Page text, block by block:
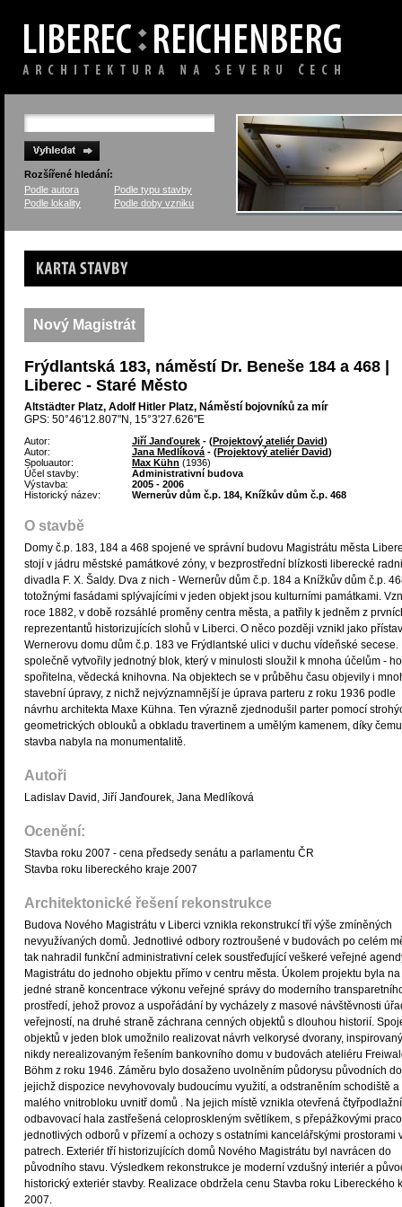
Rozšířené hledání:
Podle autora
Podle typu stavby
Podle lokality
Podle doby vzniku
Karta stavby
Nový Magistrát
Frýdlantská 183, náměstí Dr. Beneše 184 a 468 |
Liberec - Staré Město
Altstädter Platz, Adolf Hitler Platz, Náměstí bojovníků za mír
GPS: 50°46'12.807"N, 15°3'27.626"E
Autor: Jiří Janďourek - (Projektový ateliér David)
Autor:
Jana Medlíková - (Projektový ateliér David)
Spoluautor:
Max Kühn (1936)
Účel stavby:
Administrativní budova
Výstavba:
2005 - 2006
Historický název:
Wernerův dům č.p. 184, Knížkův dům č.p. 468
O stavbě
Domy č.p. 183, 184 a 468 spojené ve správní budovu Magistrátu města
stojí v jádru městské památkové zóny, v bezprostřední blízkosti liberecké
divadla F. X. Šaldy. Dva z nich - Wernerův dům č.p. 184 a Knížkův dům č.p.
totožnými fasádami splývajícími v jeden objekt jsou kulturními památkami.
roce 1882, v době rozsáhlé proměny centra města, a patřily k jedněm z
reprezentantů historizujících slohů v Liberci. O něco později vznikl jako
Wernerovu domu dům č.p. 183 ve Frýdlantské ulici v duchu vídeňské secese.
společně vytvořily jednotný blok, který v minulosti sloužil k mnoha účelům -
spořitelna, vědecká knihovna. Na objektech se v průběhu času objevily i
stavební úpravy, z nichž nejvýznamnější je úprava parteru z roku 1936 podle
návrhu architekta Maxe Kühna. Ten výrazně zjednodušil parter pomocí
geometrických oblouků a obkladu travertinem a umělým kamenem, díky
stavba nabyla na monumentalitě.
Autoři
Ladislav David, Jiří Janďourek, Jana Medlíková
Ocenění:
Stavba roku 2007 - cena předsedy senátu a parlamentu ČR
Stavba roku libereckého kraje 2007
Architektonické řešení rekonstrukce
Budova Nového Magistrátu v Liberci vznikla rekonstrukcí tří výše zmíněných
nevyužívaných domů. Jednotlivé odbory roztroušené v budovách po celém
tak nahradil funkční administrativní celek soustřeďující veškeré veřejné
Magistrátu do jednoho objektu přímo v centru města. Úkolem projektu byla na
jedné straně koncentrace výkonu veřejné správy do moderního
prostředí, jehož provoz a uspořádání by vycházely z masové návštěvnosti
veřejností, na druhé straně záchrana cenných objektů s dlouhou historií.
objektů v jeden blok umožnilo realizovat návrh velkorysé dvorany, inspirovaný
nikdy nerealizovaným řešením bankovního domu v budovách ateliéru
Böhm z roku 1946. Záměru bylo dosaženo uvolněním půdorysu původních
jejichž dispozice nevyhovovaly budoucímu využití, a odstraněním schodiště a
malého vnitrobloku uvnitř domů . Na jejich místě vznikla otevřená čtyřpodlažní
odbavovací hala zastřešená celoproskleným světlíkem, s přepážkovými
jednotlivých odborů v přízemí a ochozy s ostatními kancelářskými prostorami
patrech. Exteriér tří historizujících domů Nového Magistrátu byl navrácen do
původního stavu. Výsledkem rekonstrukce je moderní vzdušný interiér a
historický exteriér stavby. Realizace obdržela cenu Stavba roku Libereckého
2007.